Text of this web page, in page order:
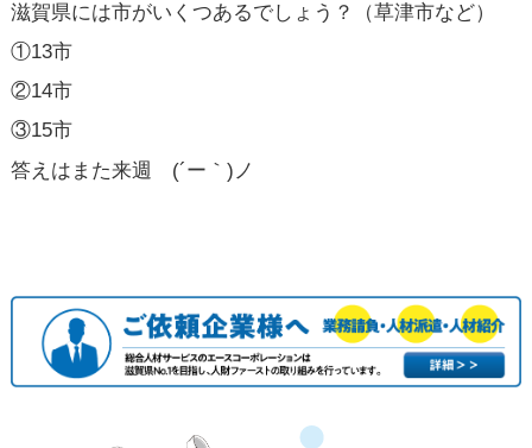
滋賀県には市がいくつあるでしょう？（草津市など）
①13市
②14市
③15市
答えはまた来週 (´ー｀)ノ